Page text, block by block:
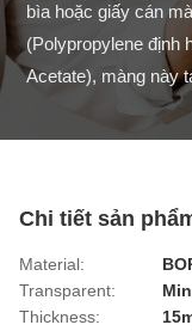
bìa hoặc giấy cán
(Polypropylene định
Acetate), màng này
Chi tiết sản
Material:
Transparent:
Thickness: